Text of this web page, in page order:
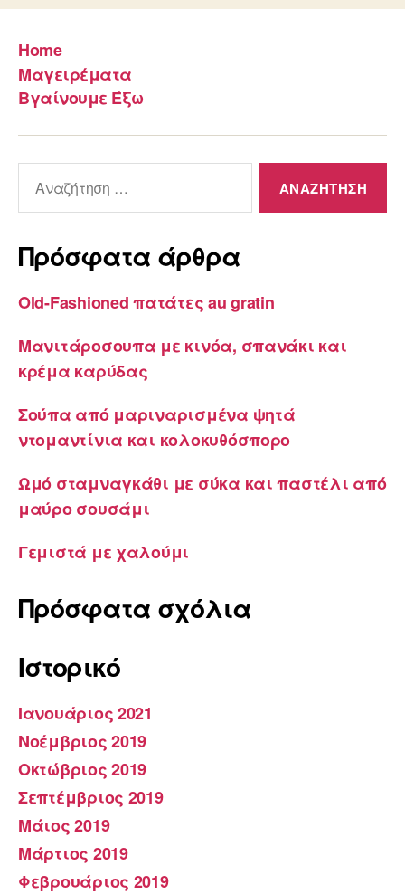
Home
Μαγειρέματα
Βγαίνουμε Έξω
για:
Πρόσφατα άρθρα
Old-Fashioned πατάτες au gratin
Μανιτάροσουπα με κινόα, σπανάκι και
κρέμα καρύδας
Σούπα από μαριναρισμένα ψητά
ντομαντίνια και κολοκυθόσπορο
Ωμό σταμναγκάθι με σύκα και παστέλι από
μαύρο σουσάμι
Γεμιστά με χαλούμι
Πρόσφατα σχόλια
Ιστορικό
Ιανουάριος 2021
Νοέμβριος 2019
Οκτώβριος 2019
Σεπτέμβριος 2019
Μάιος 2019
Μάρτιος 2019
Φεβρουάριος 2019